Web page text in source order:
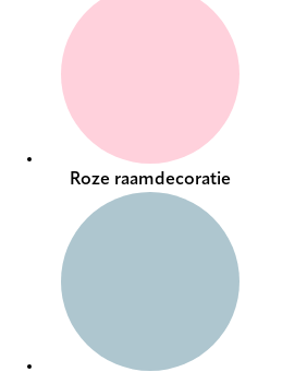
Roze raamdecoratie